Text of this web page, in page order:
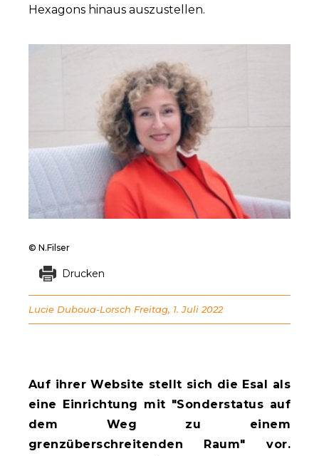
Hexagons hinaus auszustellen.
Auf ihrer Website stellt sich die Esal als
eine Einrichtung mit "Sonderstatus auf
dem Weg zu einem
grenzüberschreitenden Raum" vor.
© N.Filser
Drucken
Lucie Duboua-Lorsch Freitag, 1. Juli 2022